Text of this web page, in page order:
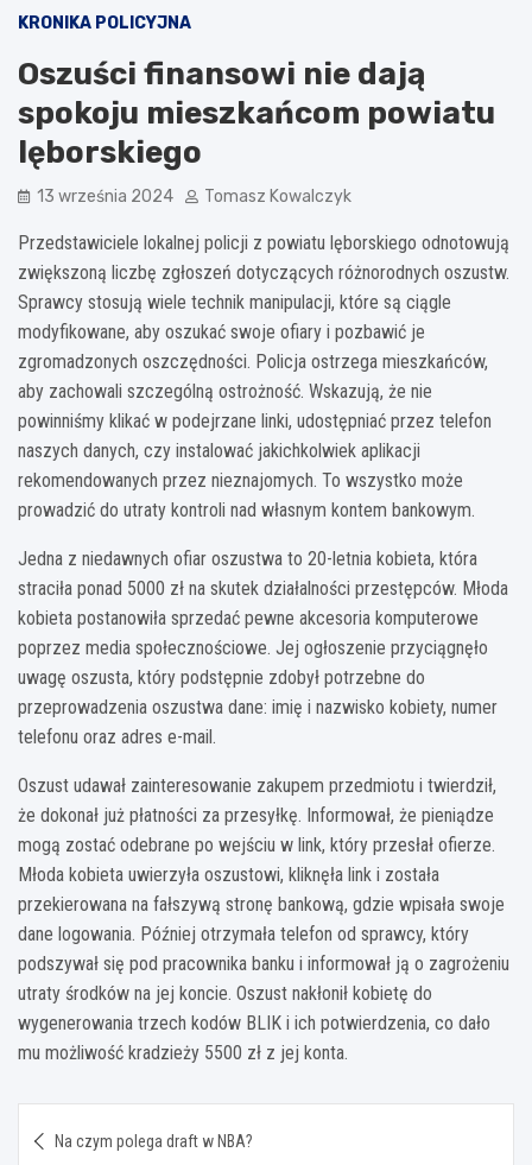
KRONIKA POLICYJNA
Oszuści finansowi nie dają
spokoju mieszkańcom powiatu
lęborskiego
13 września 2024 Tomasz Kowalczyk
Przedstawiciele lokalnej policji z powiatu lęborskiego odnotowują
zwiększoną liczbę zgłoszeń dotyczących różnorodnych oszustw.
Sprawcy stosują wiele technik manipulacji, które są ciągle
modyfikowane, aby oszukać swoje ofiary i pozbawić je
zgromadzonych oszczędności. Policja ostrzega mieszkańców,
aby zachowali szczególną ostrożność. Wskazują, że nie
powinniśmy klikać w podejrzane linki, udostępniać przez telefon
naszych danych, czy instalować jakichkolwiek aplikacji
rekomendowanych przez nieznajomych. To wszystko może
prowadzić do utraty kontroli nad własnym kontem bankowym.
Jedna z niedawnych ofiar oszustwa to 20-letnia kobieta, która
straciła ponad 5000 zł na skutek działalności przestępców. Młoda
kobieta postanowiła sprzedać pewne akcesoria komputerowe
poprzez media społecznościowe. Jej ogłoszenie przyciągnęło
uwagę oszusta, który podstępnie zdobył potrzebne do
przeprowadzenia oszustwa dane: imię i nazwisko kobiety, numer
telefonu oraz adres e-mail.
Oszust udawał zainteresowanie zakupem przedmiotu i twierdził,
że dokonał już płatności za przesyłkę. Informował, że pieniądze
mogą zostać odebrane po wejściu w link, który przesłał ofierze.
Młoda kobieta uwierzyła oszustowi, kliknęła link i została
przekierowana na fałszywą stronę bankową, gdzie wpisała swoje
dane logowania. Później otrzymała telefon od sprawcy, który
podszywał się pod pracownika banku i informował ją o zagrożeniu
utraty środków na jej koncie. Oszust nakłonił kobietę do
wygenerowania trzech kodów BLIK i ich potwierdzenia, co dało
mu możliwość kradzieży 5500 zł z jej konta.
Na czym polega draft w NBA?